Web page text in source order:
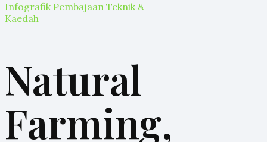
Infografik Pembajaan Teknik &
Kaedah
Natural
Farming,